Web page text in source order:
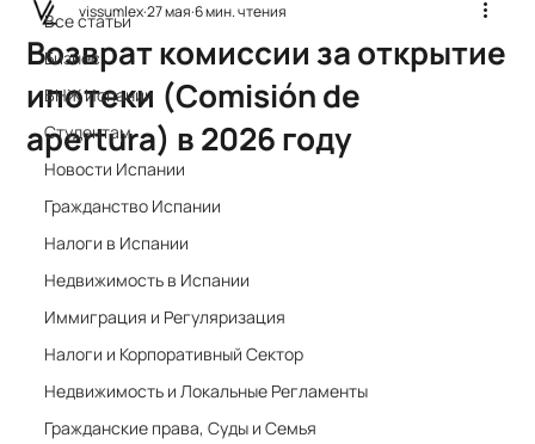
Все статьи
Бизнес
ВНЖ Испании
Студентам
Новости Испании
Гражданство Испании
Налоги в Испании
Недвижимость в Испании
Иммиграция и Регуляризация
Налоги и Корпоративный Сектор
Недвижимость и Локальные Регламенты
Гражданские права, Суды и Семья
Возврат комиссии за открытие
ипотеки (Comisión de
apertura) в 2026 году
vissumlex27 мая6 мин. чтения